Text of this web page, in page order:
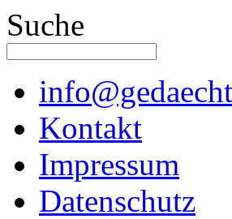
Suche
Kontakt
Impressum
Datenschutz